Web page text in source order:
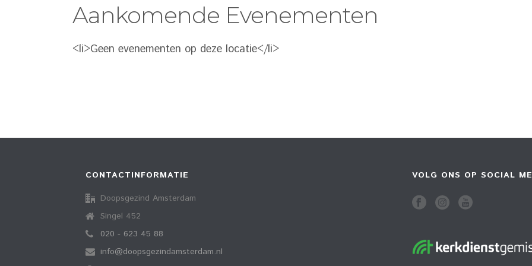
Aankomende Evenementen
<li>Geen evenementen op deze locatie</li>
CONTACTINFORMATIE
Doopsgezind Amsterdam
Singel 452
020 - 623 45 88
info@doopsgezindamsterdam.nl
VOLG ONS OP SOCIAL